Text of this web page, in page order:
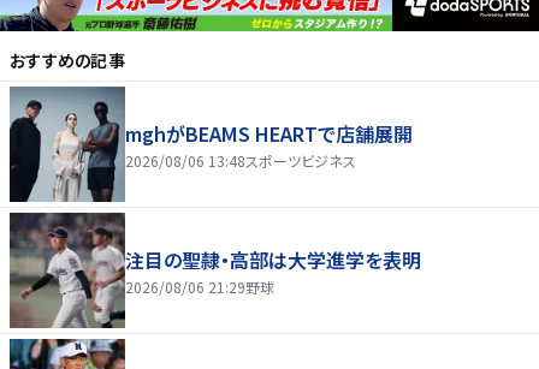
おすすめの記事
mghがBEAMS HEARTで店舗展開
2026/08/06 13:48スポーツビジネス
注目の聖隷・高部は大学進学を表明
2026/08/06 21:29野球